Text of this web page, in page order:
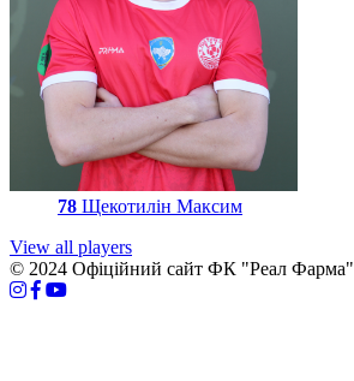
78 Щекотилін Максим
View all players
© 2024 Офіційний сайт ФК "Реал Фарма"